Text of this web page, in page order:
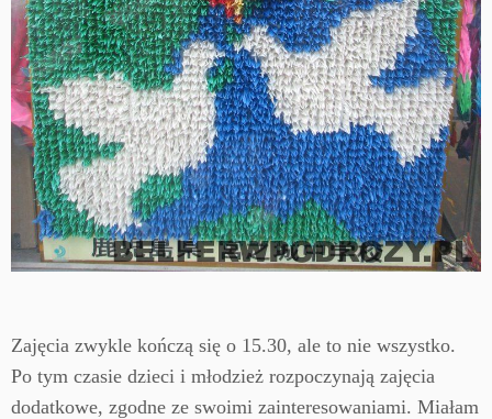
Zajęcia zwykle kończą się o 15.30, ale to nie wszystko.
Po tym czasie dzieci i młodzież rozpoczynają zajęcia
dodatkowe, zgodne ze swoimi zainteresowaniami. Miałam